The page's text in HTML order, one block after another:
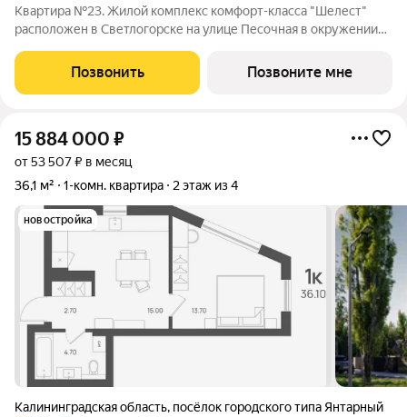
Квартира №23. Жилой комплекс комфорт-класса "Шелест"
расположен в Светлогорске на улице Песочная в окружении
городской суеты. Дом состоит их пяти секций с переменной
Позвонить Позвоните мне
15 884 000 ₽
от 53 507 ₽ в месяц
36,1 м²
1-комн. квартира 2 этаж из 4
новостройка
Калининградская область, посёлок городского типа Янтарный